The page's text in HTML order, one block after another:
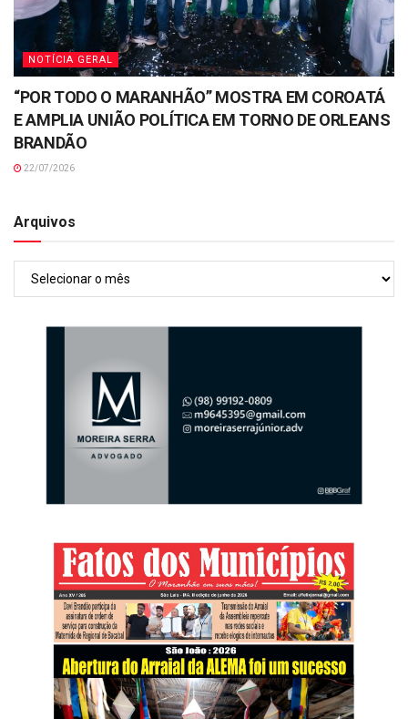
NOTÍCIA GERAL
“POR TODO O MARANHÃO” MOSTRA EM COROATÁ
E AMPLIA UNIÃO POLÍTICA EM TORNO DE ORLEANS
BRANDÃO
22/07/2026
Arquivos
Arquivos